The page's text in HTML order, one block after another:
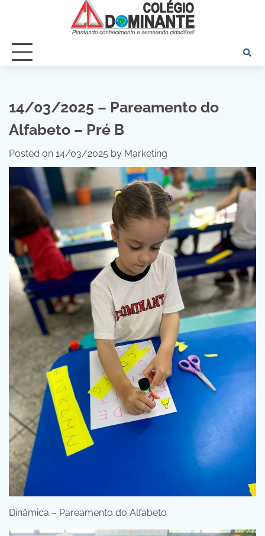
14/03/2025 – Pareamento do
Alfabeto – Pré B
Posted on 14/03/2025 by Marketing
Dinâmica – Pareamento do Alfabeto